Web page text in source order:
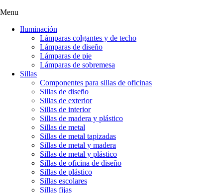
Menu
Iluminación
Lámparas colgantes y de techo
Lámparas de diseño
Lámparas de pie
Lámparas de sobremesa
Sillas
Componentes para sillas de oficinas
Sillas de diseño
Sillas de exterior
Sillas de interior
Sillas de madera y plástico
Sillas de metal
Sillas de metal tapizadas
Sillas de metal y madera
Sillas de metal y plástico
Sillas de oficina de diseño
Sillas de plástico
Sillas escolares
Sillas fijas